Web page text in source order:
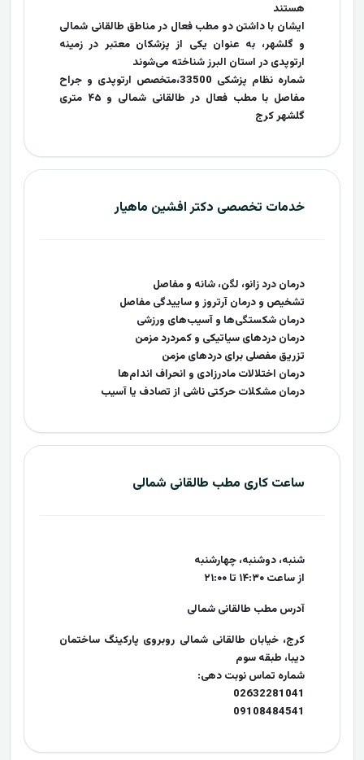
هستند
ایشان با داشتن دو مطب فعال در مناطق طالقانی شمالی
و گلشهر، به عنوان یکی از پزشکان معتبر در زمینه
ارتوپدی در استان البرز شناخته می‌شوند
شماره نظام پزشکی 33500،متخصص ارتوپدی و جراح
مفاصل با مطب فعال در طالقانی شمالی و ۴۵ متری
گلشهر کرج
خدمات تخصصی دکتر افشین ماهیار
درمان درد زانو، لگن، شانه و مفاصل
تشخیص و درمان آرتروز و ساییدگی مفاصل
درمان شکستگی‌ها و آسیب‌های ورزشی
درمان دردهای سیاتیکی و کمردرد مزمن
تزریق مفصلی برای دردهای مزمن
درمان اختلالات مادرزادی و انحراف اندام‌ها
درمان مشکلات حرکتی ناشی از تصادف یا آسیب
ساعت کاری مطب طالقانی شمالی
شنبه، دوشنبه، چهارشنبه
از ساعت ۱۴:۳۰ تا ۲۱:۰۰
آدرس مطب طالقانی شمالی
کرج، خیابان طالقانی شمالی روبروی پارکینگ ساختمان
دیبا، طبقه سوم
شماره تماس نوبت دهی:
02632281041
09108484541